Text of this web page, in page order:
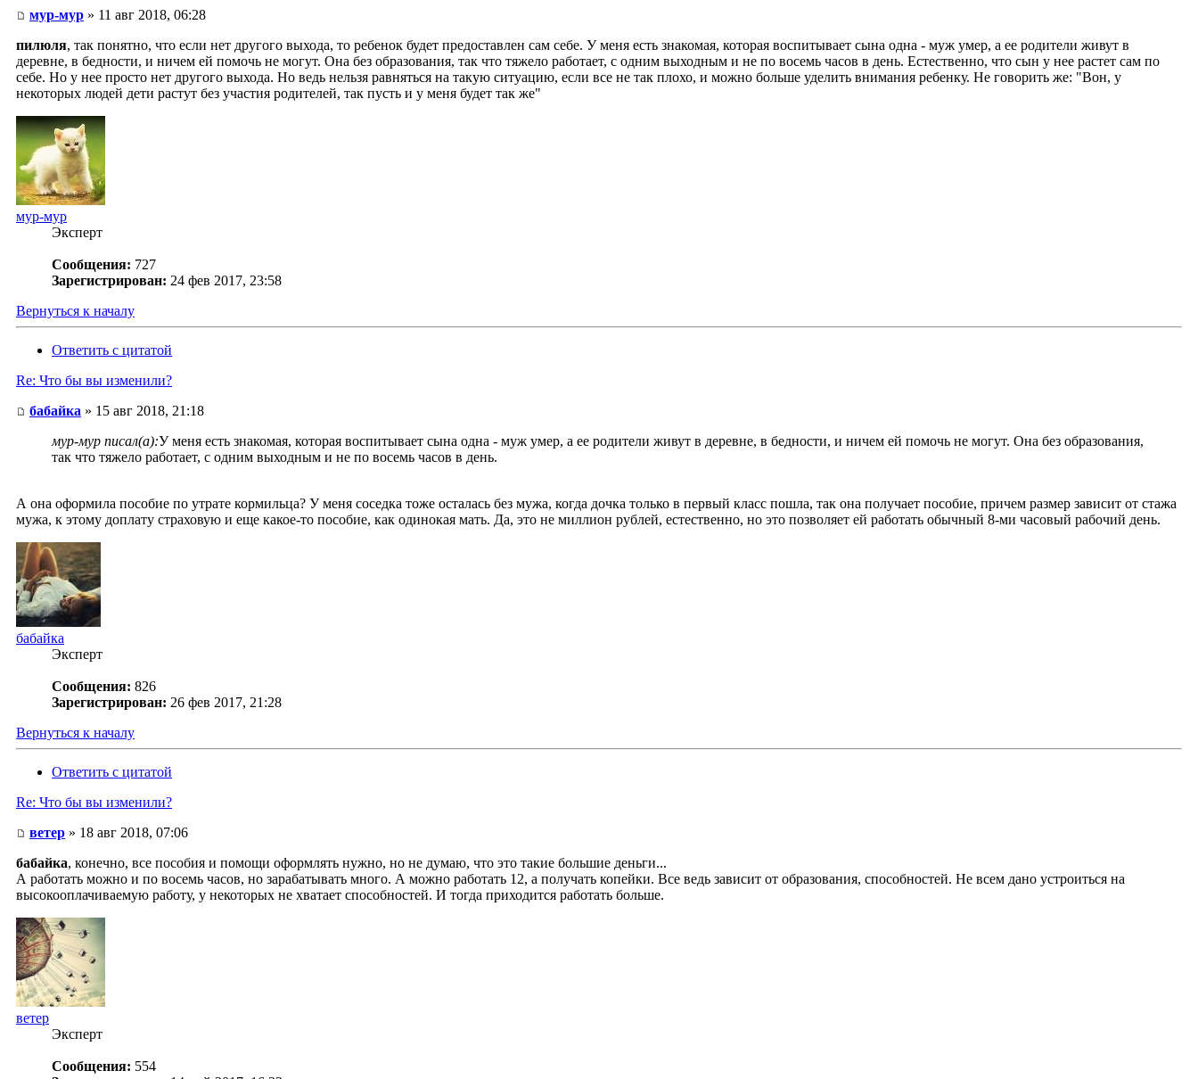
мур-мур » 11 авг 2018, 06:28
пилюля, так понятно, что если нет другого выхода, то ребенок будет предоставлен сам себе. У меня есть знакомая, которая воспитывает сына одна - муж умер, а ее родители живут в
деревне, в бедности, и ничем ей помочь не могут. Она без образования, так что тяжело работает, с одним выходным и не по восемь часов в день. Естественно, что сын у нее растет сам по
себе. Но у нее просто нет другого выхода. Но ведь нельзя равняться на такую ситуацию, если все не так плохо, и можно больше уделить внимания ребенку. Не говорить же: "Вон, у
некоторых людей дети растут без участия родителей, так пусть и у меня будет так же"
мур-мур
Эксперт
Сообщения: 727
Зарегистрирован: 24 фев 2017, 23:58
Вернуться к началу
Ответить с цитатой
Re: Что бы вы изменили?
бабайка » 15 авг 2018, 21:18
мур-мур писал(а):У меня есть знакомая, которая воспитывает сына одна - муж умер, а ее родители живут в деревне, в бедности, и ничем ей помочь не могут. Она без образования,
так что тяжело работает, с одним выходным и не по восемь часов в день.
А она оформила пособие по утрате кормильца? У меня соседка тоже осталась без мужа, когда дочка только в первый класс пошла, так она получает пособие, причем размер зависит от стажа
мужа, к этому доплату страховую и еще какое-то пособие, как одинокая мать. Да, это не миллион рублей, естественно, но это позволяет ей работать обычный 8-ми часовый рабочий день.
бабайка
Эксперт
Сообщения: 826
Зарегистрирован: 26 фев 2017, 21:28
Вернуться к началу
Ответить с цитатой
Re: Что бы вы изменили?
ветер » 18 авг 2018, 07:06
бабайка, конечно, все пособия и помощи оформлять нужно, но не думаю, что это такие большие деньги...
А работать можно и по восемь часов, но зарабатывать много. А можно работать 12, а получать копейки. Все ведь зависит от образования, способностей. Не всем дано устроиться на
высокооплачиваемую работу, у некоторых не хватает способностей. И тогда приходится работать больше.
ветер
Эксперт
Сообщения: 554